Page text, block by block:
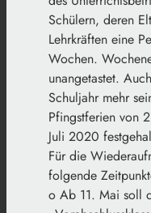
Schülern, deren
Lehrkräften eine
Wochen.
unangetastet.
Schuljahr mehr
Pfingstferien von
Juli 2020
Für die
folgende
o Ab 11. Mai soll